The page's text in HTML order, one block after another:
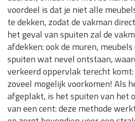
voordeel is dat je niet alle
te dekken, zodat de vakman
het geval van spuiten zal de
afdekken: ook de muren,
spuiten wat nevel ontstaan,
verkeerd oppervlak terecht
zoveel mogelijk voorkomen! Als
afgeplakt, is het spuiten van het
van een cent: deze methode